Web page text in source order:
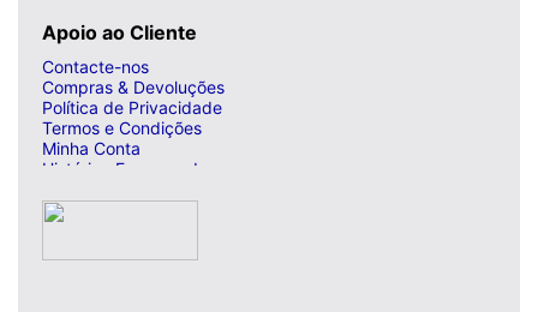
Apoio ao Cliente
Contacte-nos
Compras & Devoluções
Política de Privacidade
Termos e Condições
Minha Conta
Histórico Encomendas